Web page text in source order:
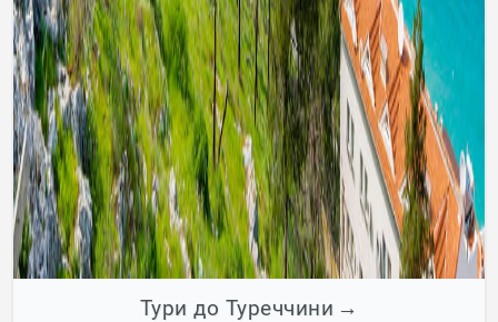
Тури до Туреччини